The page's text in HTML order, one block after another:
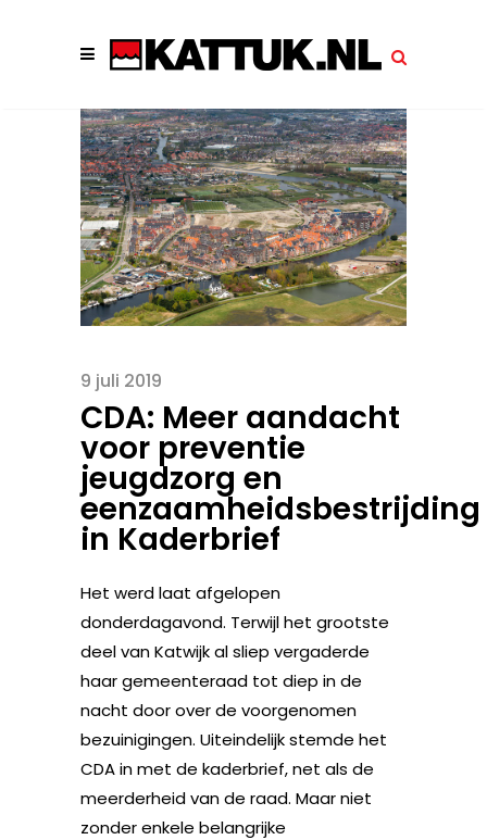
9 juli 2019
CDA: Meer aandacht
voor preventie
jeugdzorg en
eenzaamheidsbestrijding
in Kaderbrief
Het werd laat afgelopen
donderdagavond. Terwijl het grootste
deel van Katwijk al sliep vergaderde
haar gemeenteraad tot diep in de
nacht door over de voorgenomen
bezuinigingen. Uiteindelijk stemde het
CDA in met de kaderbrief, net als de
meerderheid van de raad. Maar niet
zonder enkele belangrijke